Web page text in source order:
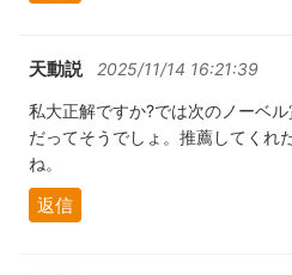
天動説 2025/11/14 16:21:39
私大正解ですか?では次のノーベル
だってそうでしょ。推薦してくれ
ね。
返信